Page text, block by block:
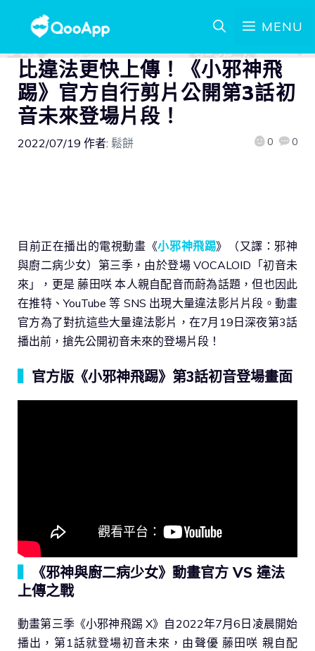
MENU
比違法更快上傳！《小邪神飛
踢》官方自行剪片公開第3話初
音未來登場片段！
2022/07/19 作者: 鬆餅 0 0
目前正在播出的電視動畫《小邪神飛踢》（又譯：邪神
與廚二病少女）第三季，由於登場 VOCALOID「初音未
來」，更是 藤田咲 本人親自配音而蔚為話題，但也因此
在推特、YouTube 等 SNS 出現大量違法影片片段。動畫
官方為了對抗這些大量違法影片，在7月19日深夜第3話
播出前，搶先公開初音未來的登場片段！
官方版《小邪神飛踢》第3話初音登場畫面
《邪神與廚二病少女》動畫官方 VS 違法
上傳之戰
動畫第三季《小邪神飛踢 X》自2022年7月6日凌晨開始
播出，第1話就登場初音未來，由聲優 藤田咲 親自配